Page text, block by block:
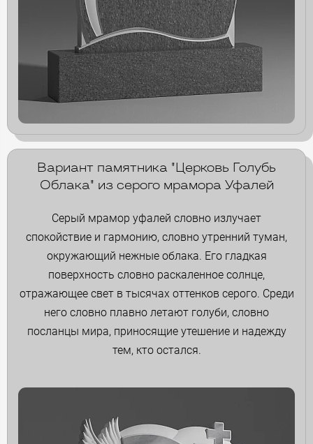
Вариант памятника "Церковь Голубь
Облака" из серого мрамора Уфалей
Серый мрамор уфалей словно излучает
спокойствие и гармонию, словно утренний туман,
окружающий нежные облака. Его гладкая
поверхность словно раскаленное солнце,
отражающее свет в тысячах оттенков серого. Среди
него словно плавно летают голуби, словно
посланцы мира, приносящие утешение и надежду
тем, кто остался.